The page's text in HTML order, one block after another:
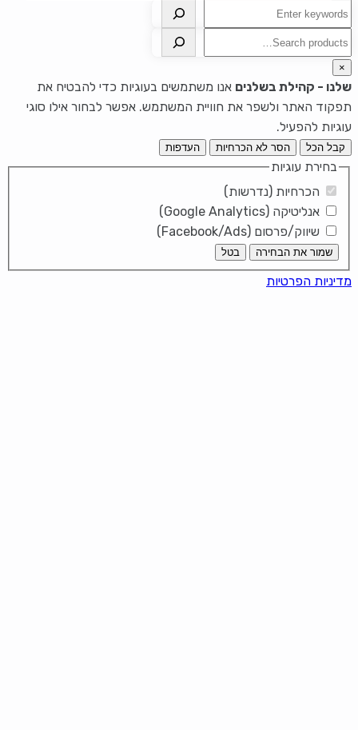
חיפוש
חיפוש
×
שלנו - קהילת בשלנים אנו משתמשים בעוגיות כדי להבטיח את
תפקוד האתר ולשפר את חוויית המשתמש. אפשר לבחור אילו סוגי
עוגיות להפעיל.
קבל הכל הסר לא הכרחיות העדפות
בחירת עוגיות
הכרחיות (נדרשות)
אנליטיקה (Google Analytics)
שיווק/פרסום (Facebook/Ads)
שמור את הבחירה בטל
מדיניות הפרטיות